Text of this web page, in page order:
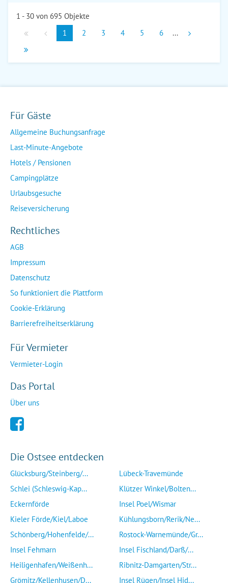
1 - 30 von 695 Objekte
1
2 3 4 5 6 ...
Für Gäste
Allgemeine Buchungsanfrage
Last-Minute-Angebote
Hotels / Pensionen
Campingplätze
Urlaubsgesuche
Reiseversicherung
Rechtliches
AGB
Impressum
Datenschutz
So funktioniert die Plattform
Cookie-Erklärung
Barrierefreiheitserklärung
Für Vermieter
Vermieter-Login
Das Portal
Über uns
Die Ostsee entdecken
Glücksburg/Steinberg/...
Schlei (Schleswig-Kap...
Eckernförde
Kieler Förde/Kiel/Laboe
Schönberg/Hohenfelde/...
Insel Fehmarn
Heiligenhafen/Weißenh...
Grömitz/Kellenhusen/D...
Lübeck-Travemünde
Klützer Winkel/Bolten...
Insel Poel/Wismar
Kühlungsborn/Rerik/Ne...
Rostock-Warnemünde/Gr...
Insel Fischland/Darß/...
Ribnitz-Damgarten/Str...
Insel Rügen/Insel Hid...